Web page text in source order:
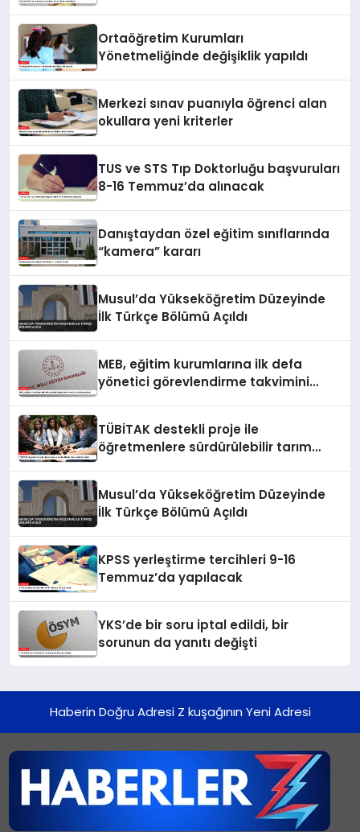
Ortaöğretim Kurumları
Yönetmeliğinde değişiklik yapıldı
Merkezi sınav puanıyla öğrenci alan
okullara yeni kriterler
TUS ve STS Tıp Doktorluğu başvuruları
8-16 Temmuz’da alınacak
Danıştaydan özel eğitim sınıflarında
“kamera” kararı
Musul’da Yükseköğretim Düzeyinde
İlk Türkçe Bölümü Açıldı
MEB, eğitim kurumlarına ilk defa
yönetici görevlendirme takvimini
TÜBİTAK destekli proje ile
öğretmenlere sürdürülebilir tarım
Musul’da Yükseköğretim Düzeyinde
İlk Türkçe Bölümü Açıldı
KPSS yerleştirme tercihleri 9-16
Temmuz’da yapılacak
YKS’de bir soru iptal edildi, bir
sorunun da yanıtı değişti
Haberin Doğru Adresi Z kuşağının Yeni Adresi